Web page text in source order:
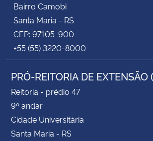
Bairro Camobi
Santa Maria - RS
CEP: 97105-900
+55 (55) 3220-8000
PRÓ-REITORIA DE EXTENSÃO
Reitoria - prédio 47
9º andar
Cidade Universitária
Santa Maria - RS